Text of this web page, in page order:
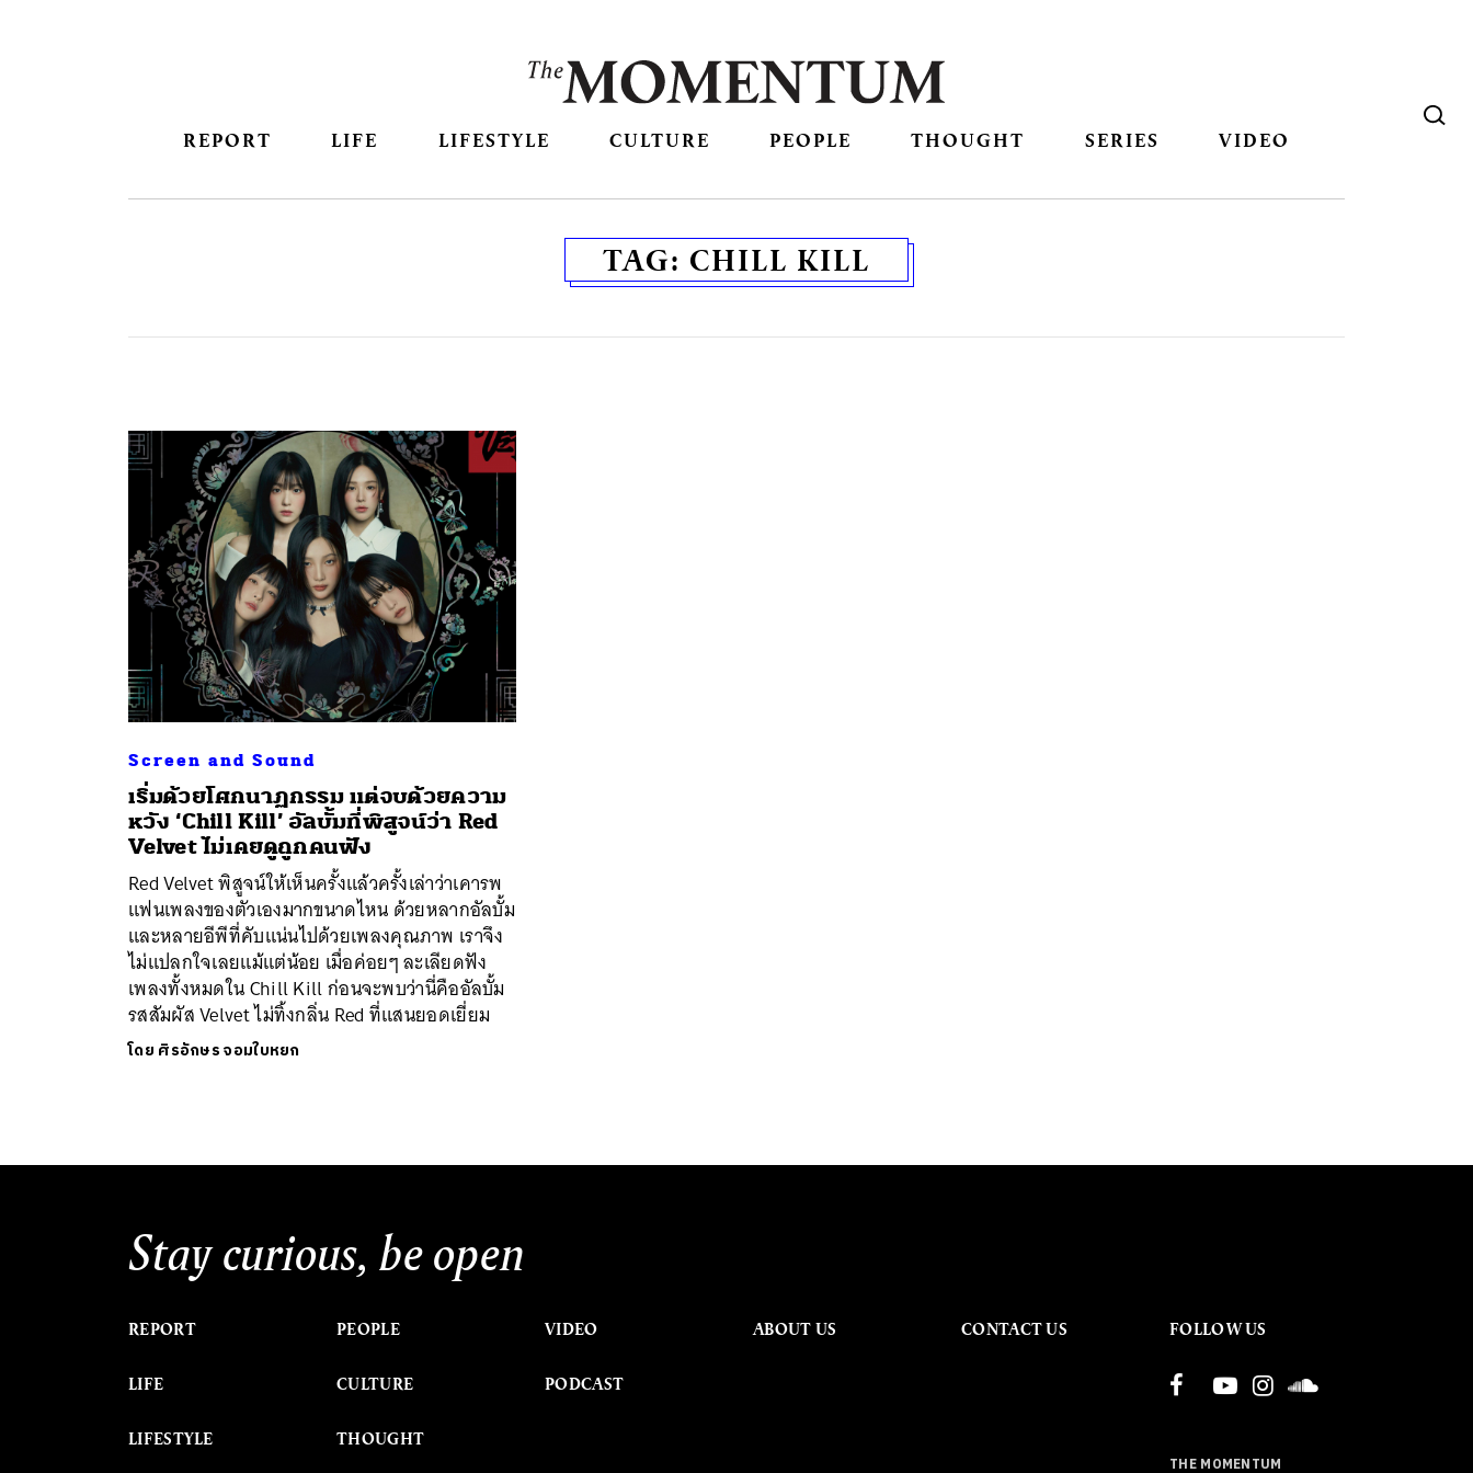
REPORT LIFE LIFESTYLE CULTURE PEOPLE THOUGHT SERIES VIDEO
TAG: CHILL KILL
Screen and Sound
เริ่มด้วยโศกนาฏกรรม แต่จบด้วยความ
หวัง ‘Chill Kill’ อัลบั้มที่พิสูจน์ว่า Red
Velvet ไม่เคยดูถูกคนฟัง
Red Velvet พิสูจน์ให้เห็นครั้งแล้วครั้งเล่าว่าเคารพ
แฟนเพลงของตัวเองมากขนาดไหน ด้วยหลากอัลบั้ม
และหลายอีพีที่คับแน่นไปด้วยเพลงคุณภาพ เราจึง
ไม่แปลกใจเลยแม้แต่น้อย เมื่อค่อยๆ ละเลียดฟัง
เพลงทั้งหมดใน Chill Kill ก่อนจะพบว่านี่คืออัลบั้ม
รสสัมผัส Velvet ไม่ทิ้งกลิ่น Red ที่แสนยอดเยี่ยม
โดย ศิรอักษร จอมใบหยก
Stay curious, be open
REPORT
LIFE
LIFESTYLE
PEOPLE
CULTURE
THOUGHT
VIDEO
PODCAST
ABOUT US CONTACT US FOLLOW US
THE MOMENTUM